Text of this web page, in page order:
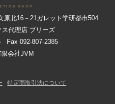
原北16－21ガレット学研都市504
代理店 プリーズ
Fax 092-807-2385
会社JVM
特定商取引法について